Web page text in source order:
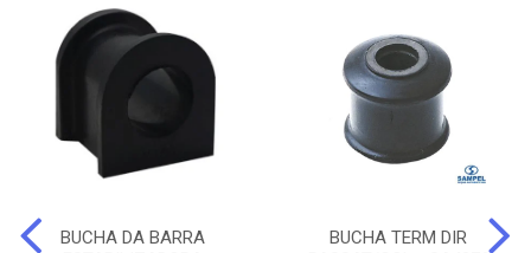
BUCHA DA BARRA
BUCHA TERM DIR